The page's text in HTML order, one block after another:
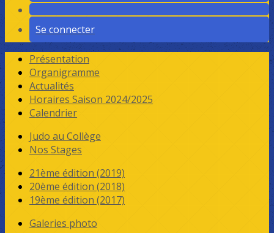
Se connecter
Présentation
Organigramme
Actualités
Horaires Saison 2024/2025
Calendrier
Judo au Collège
Nos Stages
21ème édition (2019)
20ème édition (2018)
19ème édition (2017)
Galeries photo